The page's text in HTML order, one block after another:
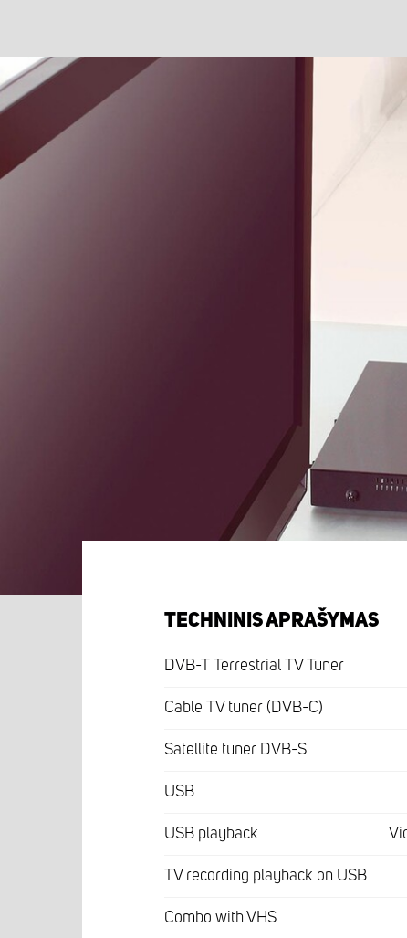
TECHNINIS APRAŠYMAS
DVB-T Terrestrial TV Tuner
Cable TV tuner (DVB-C)
Satellite tuner DVB-S
USB
USB playback
TV recording playback on USB
Combo with VHS